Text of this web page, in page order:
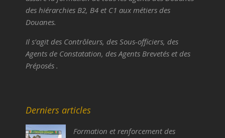
des hiérarchies B2, B4 et C1 aux métiers des
Douanes.
Il s’agit des Contrôleurs, des Sous-officiers, des
Agents de Constatation, des Agents Brevetés et des
Préposés .
Derniers articles
Formation et renforcement des